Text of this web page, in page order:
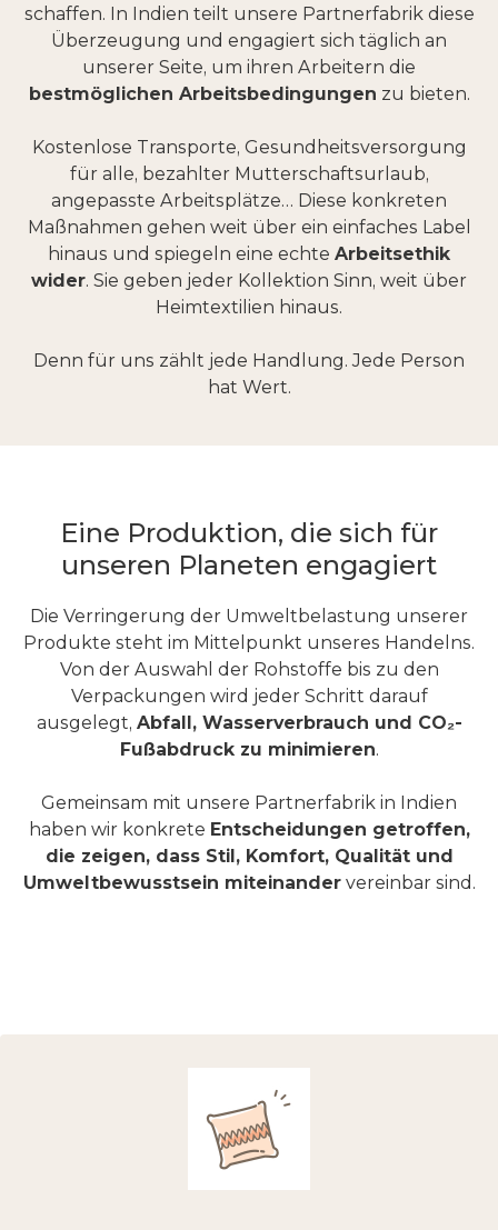
schaffen. In Indien teilt unsere Partnerfabrik diese
Überzeugung und engagiert sich täglich an
unserer Seite, um ihren Arbeitern die
bestmöglichen Arbeitsbedingungen zu bieten.
Kostenlose Transporte, Gesundheitsversorgung
für alle, bezahlter Mutterschaftsurlaub,
angepasste Arbeitsplätze… Diese konkreten
Maßnahmen gehen weit über ein einfaches Label
hinaus und spiegeln eine echte Arbeitsethik
wider. Sie geben jeder Kollektion Sinn, weit über
Heimtextilien hinaus.
Denn für uns zählt jede Handlung. Jede Person
hat Wert.
Eine Produktion, die sich für
unseren Planeten engagiert
Die Verringerung der Umweltbelastung unserer
Produkte steht im Mittelpunkt unseres Handelns.
Von der Auswahl der Rohstoffe bis zu den
Verpackungen wird jeder Schritt darauf
ausgelegt, Abfall, Wasserverbrauch und CO₂-
Fußabdruck zu minimieren.
Gemeinsam mit unsere Partnerfabrik in Indien
haben wir konkrete Entscheidungen getroffen,
die zeigen, dass Stil, Komfort, Qualität und
Umweltbewusstsein miteinandervereinbar sind.